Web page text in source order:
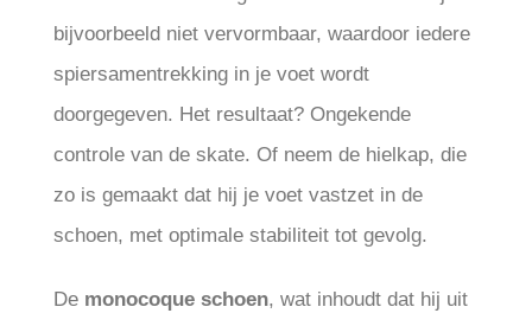
bijvoorbeeld niet vervormbaar, waardoor iedere
spiersamentrekking in je voet wordt
doorgegeven. Het resultaat? Ongekende
controle van de skate. Of neem de hielkap, die
zo is gemaakt dat hij je voet vastzet in de
schoen, met optimale stabiliteit tot gevolg.
De monocoque schoen, wat inhoudt dat hij uit